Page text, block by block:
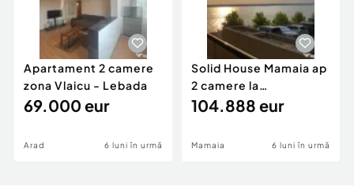
Apartament 2 camere
zona Vlaicu - Lebada
69.000 eur
Arad 6 luni în urmă
Solid House Mamaia ap
2 camere la
cheie,langa Mega
104.888 eur
Mamaia 6 luni în urmă